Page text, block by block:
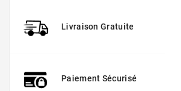
Livraison Gratuite
Paiement Sécurisé